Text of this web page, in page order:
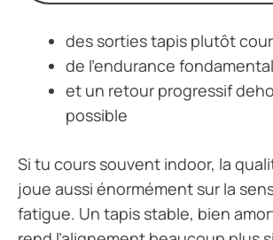
des sorties tapis plutôt
de l’endurance
et un retour progressif
possible
Si tu cours souvent indoor, la
joue aussi énormément sur la
fatigue. Un tapis stable, bien